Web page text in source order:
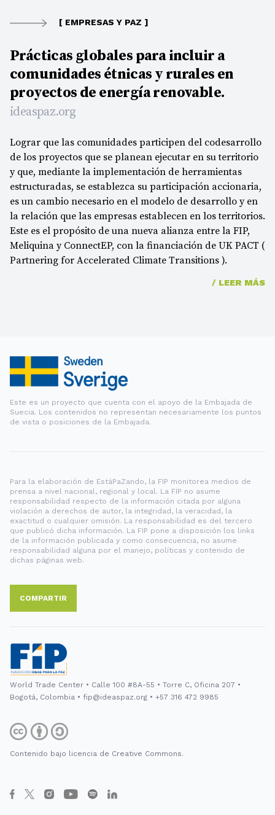
[ EMPRESAS Y PAZ ]
Prácticas globales para incluir a
comunidades étnicas y rurales en
proyectos de energía renovable.
ideaspaz.org
Lograr que las comunidades participen del codesarrollo
de los proyectos que se planean ejecutar en su territorio
y que, mediante la implementación de herramientas
estructuradas, se establezca su participación accionaria,
es un cambio necesario en el modelo de desarrollo y en
la relación que las empresas establecen en los territorios.
Este es el propósito de una nueva alianza entre la FIP,
Meliquina y ConnectEP, con la financiación de UK PACT (
Partnering for Accelerated Climate Transitions ).
/ LEER MÁS
Este es un proyecto que cuenta con el apoyo de la Embajada de
Suecia. Los contenidos no representan necesariamente los puntos
de vista o posiciones de la Embajada.
Para la elaboración de EstáPaZando, la FIP monitorea medios de
prensa a nivel nacional, regional y local. La FIP no asume
responsabilidad respecto de la información citada por alguna
violación a derechos de autor, la integridad, la veracidad, la
exactitud o cualquier omisión. La responsabilidad es del tercero
que publicó dicha información. La FIP pone a disposición los links
de la información publicada y como consecuencia, no asume
responsabilidad alguna por el manejo, políticas y contenido de
dichas páginas web.
COMPARTIR
World Trade Center • Calle 100 #8A-55 • Torre C, Oficina 207 •
Bogotá, Colombia • fip@ideaspaz.org • +57 316 472 9985
Contenido bajo licencia de Creative Commons.